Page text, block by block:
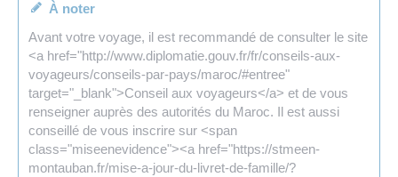
À noter
Avant votre voyage, il est recommandé de consulter le site
<a href="http://www.diplomatie.gouv.fr/fr/conseils-aux-
voyageurs/conseils-par-pays/maroc/#entree"
target="_blank">Conseil aux voyageurs</a> et de vous
renseigner auprès des autorités du Maroc. Il est aussi
conseillé de vous inscrire sur <span
class="miseenevidence"><a href="https://stmeen-
montauban.fr/mise-a-jour-du-livret-de-famille/?